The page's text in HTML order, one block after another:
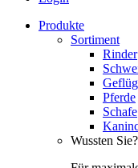
Produkte
Sortiment
Rinder
Pferde
Schafe
Wussten Sie?